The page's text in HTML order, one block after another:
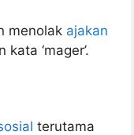
menolak ajakan
‘mager’.
terutama